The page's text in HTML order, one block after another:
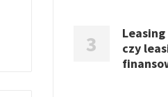
czy